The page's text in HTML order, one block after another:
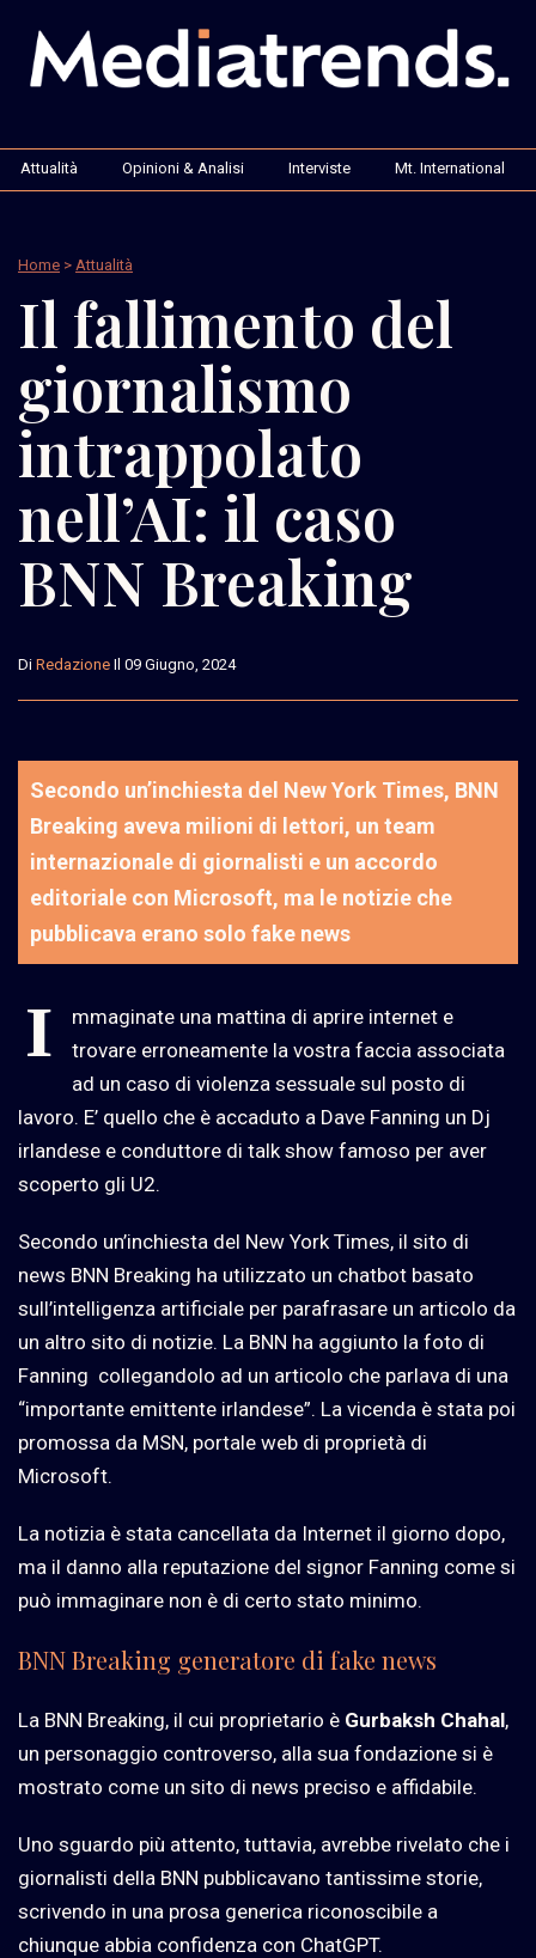
Attualità Opinioni & Analisi Interviste Mt. International
Home > Attualità
Il fallimento del
giornalismo
intrappolato
nell’AI: il caso
BNN Breaking
Di Redazione Il 09 Giugno, 2024
Secondo un’inchiesta del New York Times, BNN
Breaking aveva milioni di lettori, un team
internazionale di giornalisti e un accordo
editoriale con Microsoft, ma le notizie che
pubblicava erano solo fake news
I
mmaginate una mattina di aprire internet e
trovare erroneamente la vostra faccia associata
ad un caso di violenza sessuale sul posto di
lavoro. E’ quello che è accaduto a Dave Fanning un Dj
irlandese e conduttore di talk show famoso per aver
scoperto gli U2.
Secondo un’inchiesta del New York Times, il sito di
news BNN Breaking ha utilizzato un chatbot basato
sull’intelligenza artificiale per parafrasare un articolo da
un altro sito di notizie. La BNN ha aggiunto la foto di
Fanning collegandolo ad un articolo che parlava di una
“importante emittente irlandese”. La vicenda è stata poi
promossa da MSN, portale web di proprietà di
Microsoft.
La notizia è stata cancellata da Internet il giorno dopo,
ma il danno alla reputazione del signor Fanning come si
può immaginare non è di certo stato minimo.
BNN Breaking generatore di fake news
La BNN Breaking, il cui proprietario è Gurbaksh Chahal,
un personaggio controverso, alla sua fondazione si è
mostrato come un sito di news preciso e affidabile.
Uno sguardo più attento, tuttavia, avrebbe rivelato che i
giornalisti della BNN pubblicavano tantissime storie,
scrivendo in una prosa generica riconoscibile a
chiunque abbia confidenza con ChatGPT.